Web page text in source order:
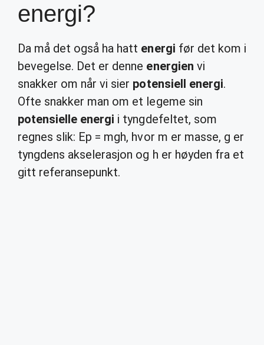
energi?
Da må det også ha hatt energi før det kom i
bevegelse. Det er denne energien vi
snakker om når vi sier potensiell energi.
Ofte snakker man om et legeme sin
potensielle energi i tyngdefeltet, som
regnes slik: Ep = mgh, hvor m er masse, g er
tyngdens akselerasjon og h er høyden fra et
gitt referansepunkt.